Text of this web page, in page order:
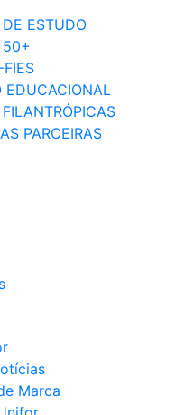
ESTUDO
50+
FIES
EDUCACIONAL
PARCEIRAS
Marca